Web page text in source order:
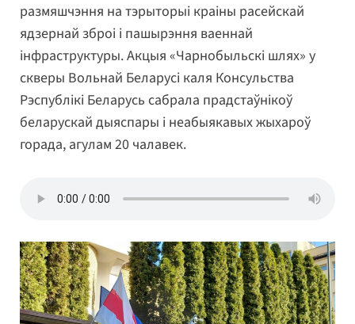
размяшчэння на тэрыторыі краіны расейскай
ядзернай зброі і пашырэння ваеннай
інфраструктуры. Акцыя «Чарнобыльскі шлях» у
скверы Вольнай Беларусі каля Консульства
Рэспублікі Беларусь сабрала прадстаўнікоў
беларускай дыяспары і неабыякавых жыхароў
горада, агулам 20 чалавек.